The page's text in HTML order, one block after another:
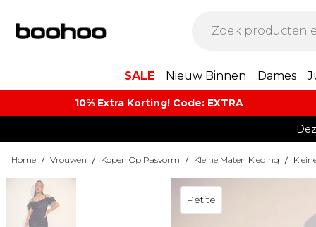
SALE Nieuw Binnen Dames
10% Extra Korting! Code: EXTRA​
Home / Vrouwen / Kopen Op Pasvorm / Kleine Maten Kleding /
Petite